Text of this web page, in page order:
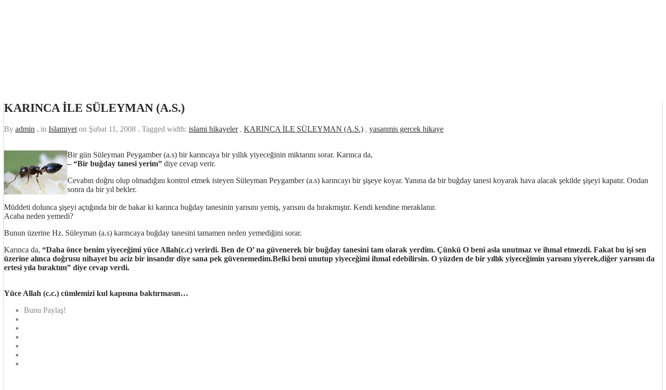
KARINCA İLE SÜLEYMAN (A.S.)
By admin , in Islamiyet on Şubat 11, 2008 . Tagged width: islami hikayeler, KARINCA İLE SÜLEYMAN (A.S.) , yasanmis gercek hikaye
Bir gün Süleyman Peygamber (a.s) bir karıncaya bir yıllık yiyeceğinin miktarını sorar. Karınca da,
– “Bir buğday tanesi yerim” diye cevap verir.
Cevabın doğru olup olmadığını kontrol etmek isteyen Süleyman Peygamber (a.s) karıncayı bir şişeye koyar. Yanına da bir buğday tanesi koyarak hava alacak şekilde şişeyi kapatır. Ondan
sonra da bir yıl bekler.
Müddeti dolunca şişeyi açtığında bir de bakar ki karınca buğday tanesinin yarısını yemiş, yarısını da bırakmıştır. Kendi kendine meraklanır.
Acaba neden yemedi?
Bunun üzerine Hz. Süleyman (a.s) karıncaya buğday tanesini tamamen neden yemediğini sorar.
Karınca da, “Daha önce benim yiyeceğimi yüce Allah(c.c) verirdi. Ben de O’ na güvenerek bir buğday tanesini tam olarak yerdim. Çünkü O beni asla unutmaz ve ihmal etmezdi. Fakat bu işi sen
üzerine alınca doğrusu nihayet bu aciz bir insandır diye sana pek güvenemedim.Belki beni unutup yiyeceğimi ihmal edebilirsin. O yüzden de bir yıllık yiyeceğimin yarısını yiyerek,diğer yarısını da
ertesi yıla bıraktım” diye cevap verdi.
Yüce Allah (c.c.) cümlemizi kul kapısına baktırmasın…
Bunu Paylaş!